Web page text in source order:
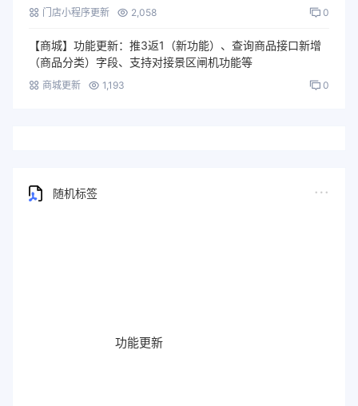
门店小程序更新 2,058 0
【商城】功能更新：推3返1（新功能）、查询商品接口新增
（商品分类）字段、支持对接景区闸机功能等
商城更新 1,193 0
随机标签
功能更新